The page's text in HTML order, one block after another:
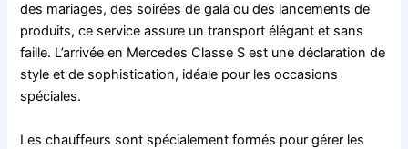
des mariages, des soirées de gala ou des lancements de
produits, ce service assure un transport élégant et sans
faille. L’arrivée en Mercedes Classe S est une déclaration de
style et de sophistication, idéale pour les occasions
spéciales.
Les chauffeurs sont spécialement formés pour gérer les